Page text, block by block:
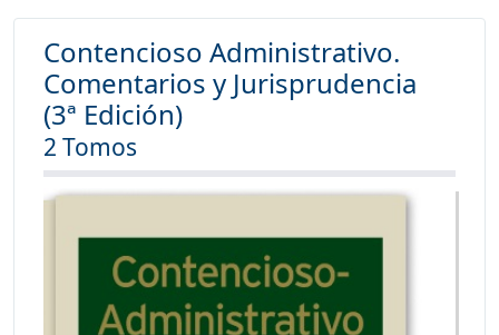
Contencioso Administrativo.
Comentarios y Jurisprudencia
(3ª Edición)
2 Tomos